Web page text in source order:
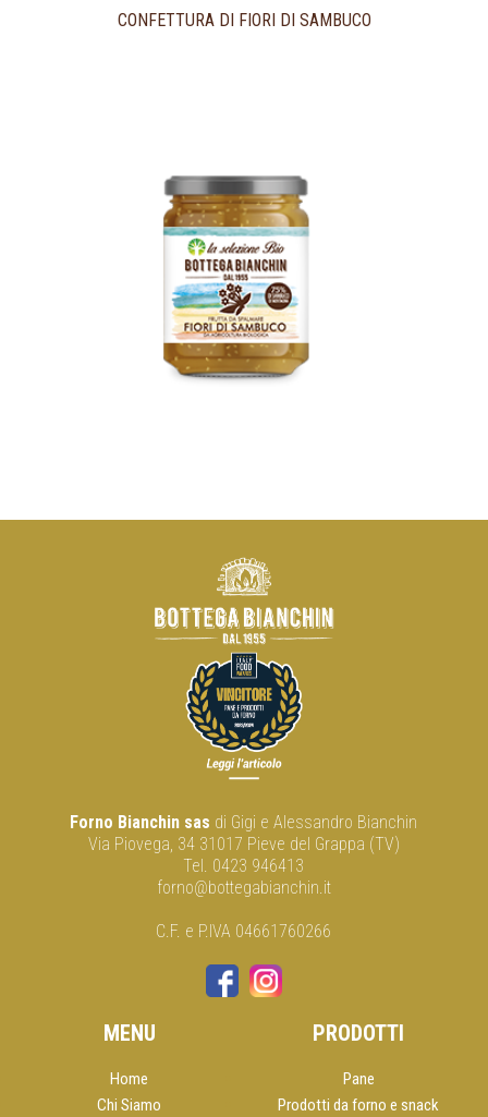
CONFETTURA DI FIORI DI SAMBUCO
Forno Bianchin sas di Gigi e Alessandro Bianchin
Via Piovega, 34 31017 Pieve del Grappa (TV)
Tel. 0423 946413
forno@bottegabianchin.it
C.F. e P.IVA 04661760266
MENU
Home
Chi Siamo
PRODOTTI
Pane
Prodotti da forno e snack